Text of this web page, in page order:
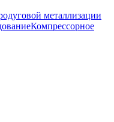
металлизации
Компрессорное